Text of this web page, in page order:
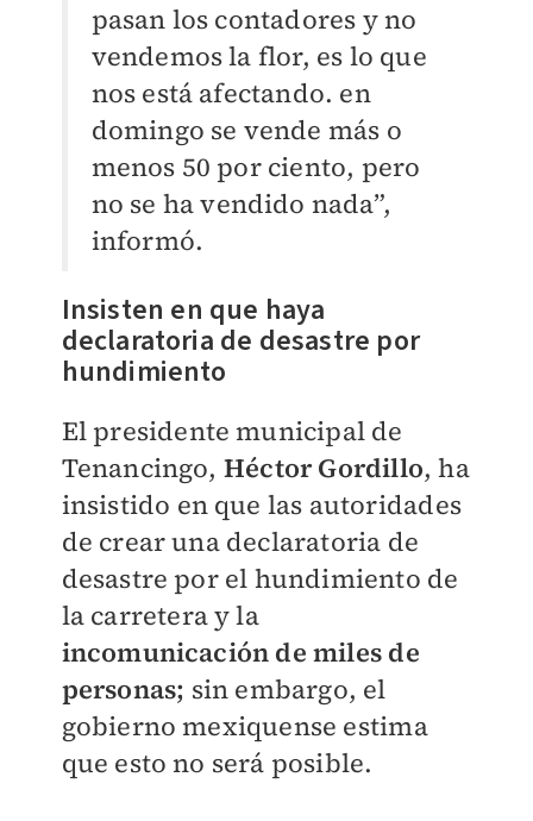
pasan los contadores y no
vendemos la flor, es lo que
nos está afectando. en
domingo se vende más o
menos 50 por ciento, pero
no se ha vendido nada”,
informó.
Insisten en que haya
declaratoria de desastre por
hundimiento
El presidente municipal de
Tenancingo, Héctor Gordillo, ha
insistido en que las autoridades
de crear una declaratoria de
desastre por el hundimiento de
la carretera y la
incomunicación de miles de
personas; sin embargo, el
gobierno mexiquense estima
que esto no será posible.